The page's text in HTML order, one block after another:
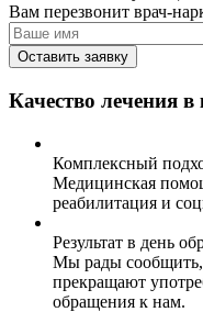
Вам перезвонит врач-
Оставить заявку
Качество лечения
Комплексный
Медицинская
реабилитация и
Результат в день
Мы рады сообщить,
прекращают
обращения к нам.